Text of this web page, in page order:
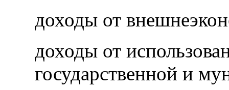
доходы от
доходы от
государственной и